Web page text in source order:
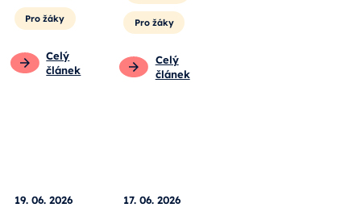
Pro žáky
Celý
článek
Pro žáky
Celý
článek
19. 06. 2026 17. 06. 2026